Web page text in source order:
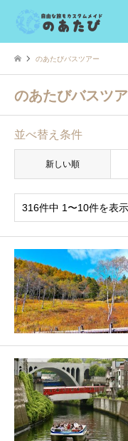
のあたびバスツアー
のあたびバスツ
並べ替え条件
新しい順
316件中 1〜10件を表示